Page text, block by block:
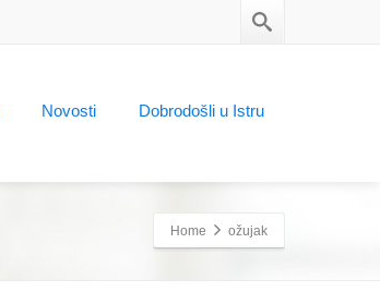
Novosti Dobrodošli u Istru
Home ožujak